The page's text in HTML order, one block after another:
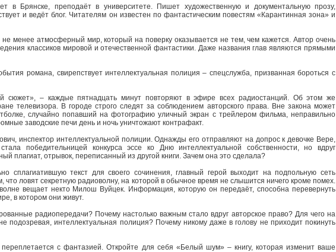
в Брянске, преподаёт в университете. Пишет художественную и документальную прозу,
и ведёт блог. Читателям он известен по фантастическим повестям «Карантинная зона» и
менее атмосферный мир, который на поверку оказывается не тем, чем кажется. Автор очень
классиков мировой и отечественной фантастики. Даже названия глав являются прямыми
романа, свирепствует интеллектуальная полиция – спецслужба, призванная бороться с
сюжет», – каждые пятнадцать минут повторяют в эфире всех радиостанций. Об этом же
телевизора. В городе строго следят за соблюдением авторского права. Вне закона может
случайно попавший на фотографию уличный экран с трейлером фильма, неправильно
заводские печи день и ночь уничтожают контрафакт.
инспектор интеллектуальной полиции. Однажды его отправляют на допрос к девочке Вере,
победительницей конкурса эссе ко Дню интеллектуальной собственности, но вдруг
плагиат, отрывок, переписанный из другой книги. Зачем она это сделала?
сплагиатившую текст для своего сочинения, главный герой выходит на подпольную сеть
ловят секретную радиоволну, на которой в обычное время не слышится ничего кроме помех.
вещает некто Милош Вуйцек. Информация, которую он передаёт, способна перевернуть
в котором они живут.
радиопередачи? Почему настолько важным стало вдруг авторское право? Для чего на
подозревая, интеллектуальная полиция? Почему никому даже в голову не приходит покинуть
переплетается с фантазией. Откройте для себя «Белый шум» – книгу, которая изменит ваше